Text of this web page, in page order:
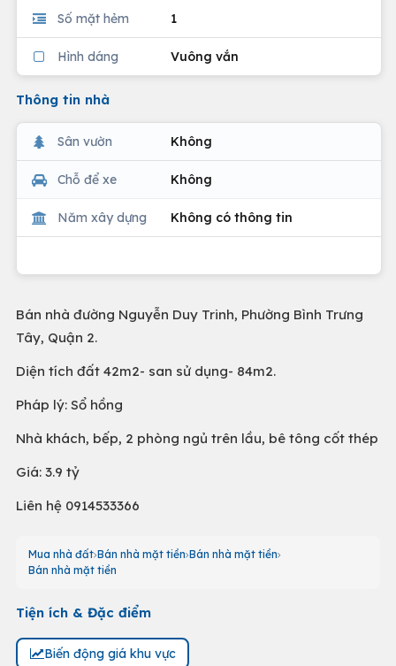
Số mặt hẻm 1
Hình dáng Vuông vắn
Thông tin nhà
Sân vườn Không
Chỗ để xe Không
Năm xây dựng Không có thông tin
Bán nhà đường Nguyễn Duy Trinh, Phường Bình Trưng
Tây, Quận 2.
Diện tích đất 42m2- san sử dụng- 84m2.
Pháp lý: Sổ hồng
Nhà khách, bếp, 2 phòng ngủ trên lầu, bê tông cốt thép
Giá: 3.9 tỷ
Liên hệ 0914533366
Mua nhà đất Bán nhà mặt tiền Bán nhà mặt tiền
Bán nhà mặt tiền
Tiện ích & Đặc điểm
Biến động giá khu vực